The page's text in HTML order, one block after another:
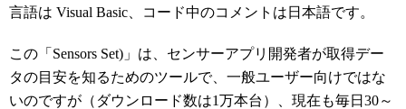
言語は Visual Basic、コード中のコメントは日本語です。
この「Sensors Set)」は、センサーアプリ開発者が取得デー
タの目安を知るためのツールで、一般ユーザー向けではな
いのですが（ダウンロード数は1万本台）、現在も毎日30～